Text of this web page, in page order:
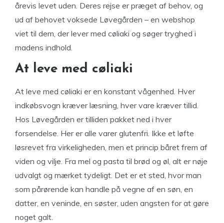
årevis levet uden. Deres rejse er præget af behov, og
ud af behovet voksede Løvegården – en webshop
viet til dem, der lever med cøliaki og søger tryghed i
madens indhold.
At leve med cøliaki
At leve med cøliaki er en konstant vågenhed. Hver
indkøbsvogn kræver læsning, hver vare kræver tillid.
Hos Løvegården er tilliden pakket ned i hver
forsendelse. Her er alle varer glutenfri. Ikke et løfte
løsrevet fra virkeligheden, men et princip båret frem af
viden og vilje. Fra mel og pasta til brød og øl, alt er nøje
udvalgt og mærket tydeligt. Det er et sted, hvor man
som pårørende kan handle på vegne af en søn, en
datter, en veninde, en søster, uden angsten for at gøre
noget galt.